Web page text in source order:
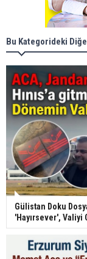
Bu Kategorideki
Gülistan Doku
'Hayırsever', Valiyi